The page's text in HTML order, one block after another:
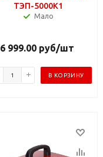
ТЭП-5000К1
Мало
6 999.00 руб/шт
В КОРЗИНУ